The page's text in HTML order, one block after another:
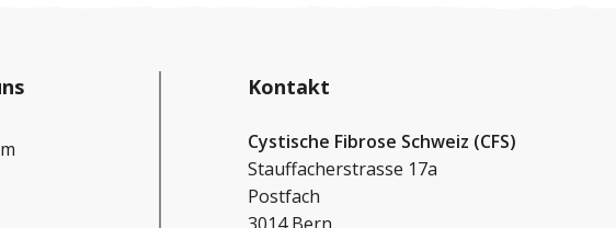
Kontakt
Cystische Fibrose Schweiz (CFS)
Stauffacherstrasse 17a
Postfach